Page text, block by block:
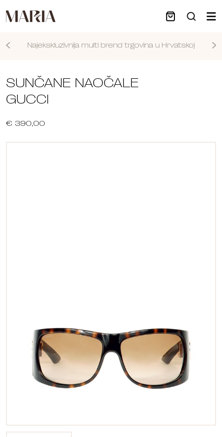
Najekskluzivnija multi brend trgovina u Hrvatskoj
SUNČANE NAOČALE
GUCCI
€ 390,00